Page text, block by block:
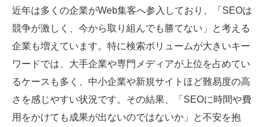
近年は多くの企業がWeb集客へ参入しており、「SEOは
競争が激しく、今から取り組んでも勝てない」と考える
企業も増えています。特に検索ボリュームが大きいキー
ワードでは、大手企業や専門メディアが上位を占めてい
るケースも多く、中小企業や新規サイトほど難易度の高
さを感じやすい状況です。その結果、「SEOに時間や費
用をかけても成果が出ないのではないか」と不安を抱